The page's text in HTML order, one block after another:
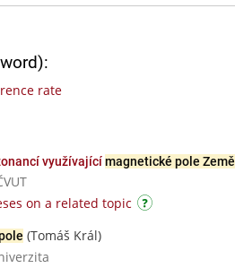
rate
využívajícímagnetické pole Země
on a related topic
(Tomáš Král)